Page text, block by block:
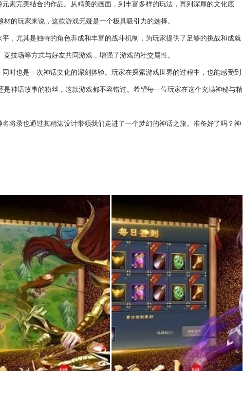
素完美结合的作品。从精美的画面，到丰富多样的玩法，再到深厚的文化底
的玩家来说，这款游戏无疑是一个极具吸引力的选择。
，尤其是独特的角色养成和丰富的战斗机制，为玩家提供了足够的挑战和成就
技场等方式与好友共同游戏，增强了游戏的社交属性。
时也是一次神话文化的深刻体验。玩家在探索游戏世界的过程中，也能感受到
神话故事的粉丝，这款游戏都不容错过。希望每一位玩家在这个充满神秘与精
将录也通过其精湛设计带领我们走进了一个梦幻的神话之旅。准备好了吗？神